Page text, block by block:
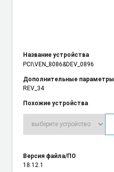
Название устройства
PCI\VEN_8086&DEV_0896
Дополнительные параметры
REV_34
Похожие устройства
Версия файла/ПО
18.12.1